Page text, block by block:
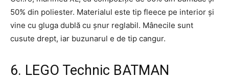
50% din poliester. Materialul este tip fleece pe interior şi
vine cu gluga dublă cu şnur reglabil. Mânecile sunt
cusute drept, iar buzunarul e de tip cangur.
6. LEGO Technic BATMAN